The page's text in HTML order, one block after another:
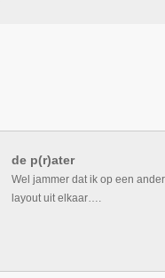
de p(r)ater
Wel jammer dat ik op een
layout uit elkaar….